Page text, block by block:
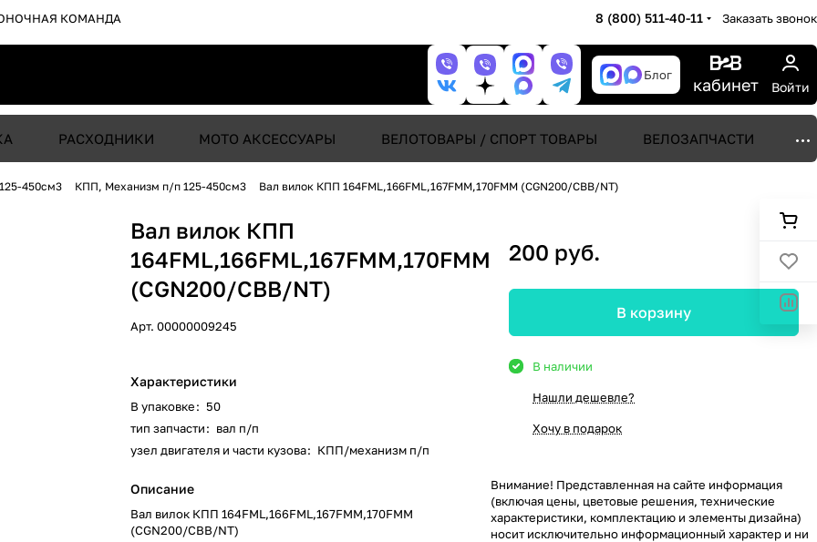
КОМАНДА 8 (800) 511-40-11 Заказать звонок
Блог кабинет Войти
РАСХОДНИКИ МОТО АКСЕССУАРЫ ВЕЛОТОВАРЫ / СПОРТ ТОВАРЫ ВЕЛОЗАПЧАСТИ
450см3 КПП, Механизм п/п 125-450см3 Вал вилок КПП 164FML,166FML,167FMM,170FMM (CGN200/CBB/NT)
Вал вилок КПП
164FML,166FML,167FMM,170FMM
(CGN200/CBB/NT)
Арт.00000009245
Характеристики
В упаковке: 50
тип запчасти: вал п/п
узел двигателя и части кузова: КПП/механизм п/п
Описание
Вал вилок КПП 164FML,166FML,167FMM,170FMM
(CGN200/CBB/NT)
200 руб.
В корзину
В наличии
Нашли дешевле?
Хочу в подарок
Внимание! Представленная на сайте информация
(включая цены, цветовые решения, технические
характеристики, комплектацию и элементы дизайна)
носит исключительно информационный характер и ни